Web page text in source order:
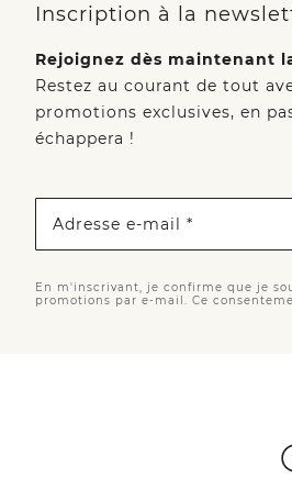
Inscription à la
Rejoignez dès maintenant
Restez au courant de tout
promotions exclusives, en
échappera !
Adresse e-mail *
En m'inscrivant, je confirme que je
promotions par e-mail. Ce